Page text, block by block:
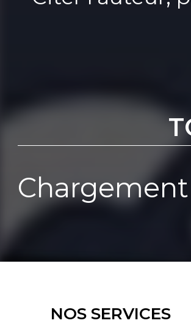
NOS SERVICES